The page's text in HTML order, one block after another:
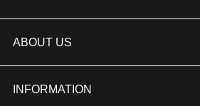
結婚指輪
セットリング
TAKEUCHI BRIDAL金沢本店情報
商品一覧
ABOUT US
会社概要
INFORMATION